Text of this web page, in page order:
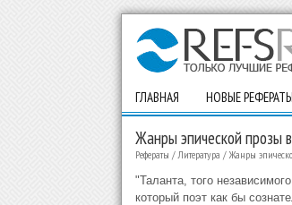
ГЛАВНАЯ НОВЫЕ РЕФЕРАТЫ
Жанры эпической прозы
Рефераты /Литература / Жанры
"Таланта, того
который поэт как бы